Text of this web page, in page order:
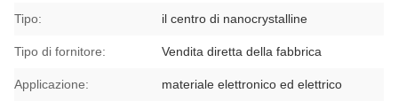
Tipo: il centro di nanocrystalline
Tipo di fornitore: Vendita diretta della fabbrica
Applicazione: materiale elettronico ed elettrico